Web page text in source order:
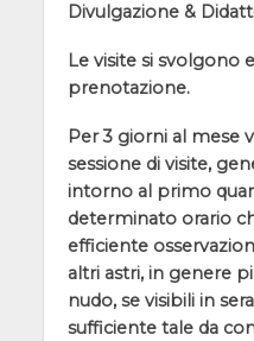
Divulgazione &
Le visite si svolgono
prenotazione.
Per 3 giorni al mese
sessione di visite,
intorno al primo
determinato orario
efficiente
altri astri, in genere
nudo, se visibili in
sufficiente tale da